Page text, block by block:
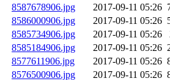
8587678906.jpg
2017-09-11 05:26
8586000906.jpg
2017-09-11 05:26
8585734906.jpg
2017-09-11 05:26
8585184906.jpg
2017-09-11 05:26
8577611906.jpg
2017-09-11 05:26
8576500906.jpg
2017-09-11 05:26